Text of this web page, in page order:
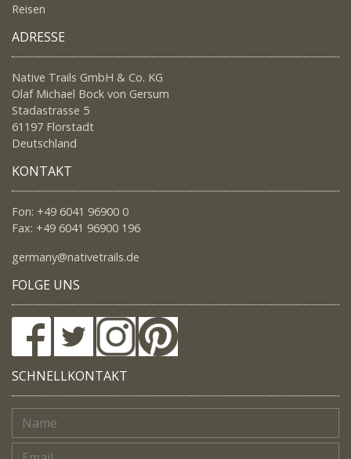
Reisen
ADRESSE
Native Trails GmbH & Co. KG
Olaf Michael Bock von Gersum
Stadastrasse 5
61197 Florstadt
Deutschland
KONTAKT
Fon: +49 6041 96900 0
Fax: +49 6041 96900 196
germany@nativetrails.de
FOLGE UNS
SCHNELLKONTAKT